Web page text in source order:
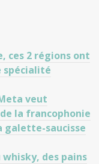
ces 2 régions ont
spécialité
veut
la francophonie
galette-saucisse
whisky, des pains